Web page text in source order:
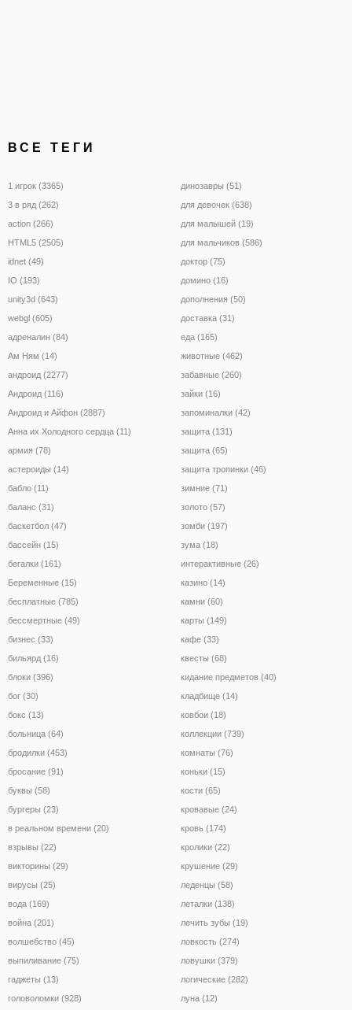
ВСЕ ТЕГИ
1 игрок (3365)
3 в ряд (262)
action (266)
HTML5 (2505)
idnet (49)
IO (193)
unity3d (643)
webgl (605)
адреналин (84)
Ам Ням (14)
андроид (2277)
Андроид (116)
Андроид и Айфон (2887)
Анна их Холодного сердца (11)
армия (78)
астероиды (14)
бабло (11)
баланс (31)
баскетбол (47)
бассейн (15)
бегалки (161)
Беременные (15)
бесплатные (785)
бессмертные (49)
бизнес (33)
бильярд (16)
блоки (396)
бог (30)
бокс (13)
больница (64)
бродилки (453)
бросание (91)
буквы (58)
бургеры (23)
в реальном времени (20)
взрывы (22)
викторины (29)
вирусы (25)
вода (169)
война (201)
волшебство (45)
выпиливание (75)
гаджеты (13)
головоломки (928)
динозавры (51)
для девочек (638)
для малышей (19)
для мальчиков (586)
доктор (75)
домино (16)
дополнения (50)
доставка (31)
еда (165)
животные (462)
забавные (260)
зайки (16)
запоминалки (42)
защита (131)
защита (65)
защита тропинки (46)
зимние (71)
золото (57)
зомби (197)
зума (18)
интерактивные (26)
казино (14)
камни (60)
карты (149)
кафе (33)
квесты (68)
кидание предметов (40)
кладбище (14)
ковбои (18)
коллекции (739)
комнаты (76)
коньки (15)
кости (65)
кровавые (24)
кровь (174)
кролики (22)
крушение (29)
леденцы (58)
леталки (138)
лечить зубы (19)
ловкость (274)
ловушки (379)
логические (282)
луна (12)